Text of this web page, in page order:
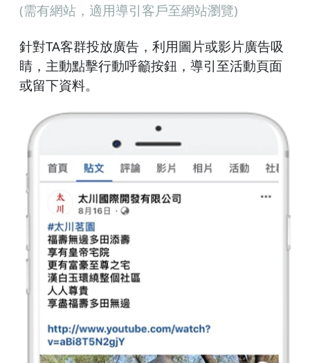
(需有網站，適用導引客戶至網站瀏覽)
針對TA客群投放廣告，利用圖片或影片廣告吸
睛，主動點擊行動呼籲按鈕，導引至活動頁面
或留下資料。